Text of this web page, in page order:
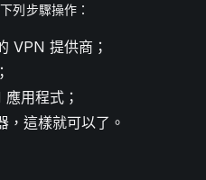
列步驟操作：
VPN 提供商；
用程式；
，這樣就可以了。